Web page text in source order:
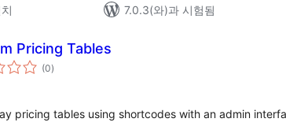
7.0.3(와)과 시험됨
Pricing Tables
(0전
체)
pricing tables using shortcodes with an admin